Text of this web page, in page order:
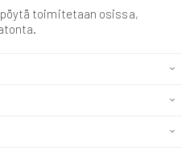
toimitetaan osissa,